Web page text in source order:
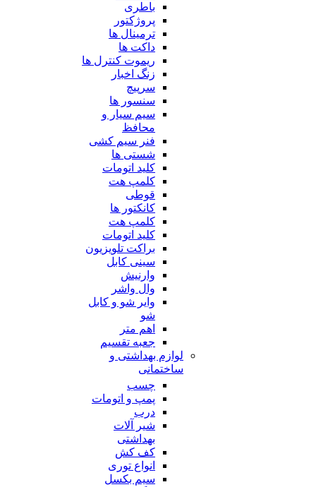
باطری
پروژکتور
ترمینال ها
داکت ها
ریموت کنترل ها
زنگ اخبار
سرپیچ
سنسور ها
سیم سیار و
محافظ
فنر سیم کشی
شستی ها
کلید اتومات
کلمپ هت
قوطی
کانکتور ها
کلمپ هت
کلید اتومات
براکت تلویزیون
سینی کابل
وارنیش
وال واشر
وایر شو و کابل
شو
اهم متر
جعبه تقسیم
لوازم بهداشتی و
ساختمانی
چسب
پمپ و اتومات
درب
شیر آلات
بهداشتی
کف کش
انواع توری
سیم بکسل